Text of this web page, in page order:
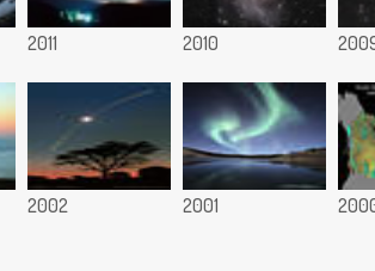
2011 2010
2002 2001